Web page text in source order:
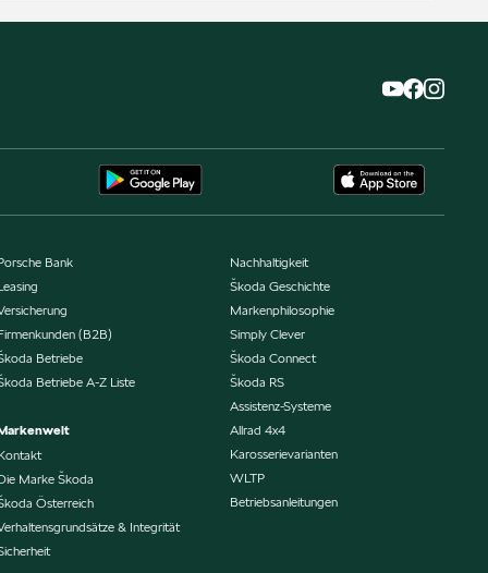
Bank
(B2B)
Betriebe
Betriebe A-Z Liste
Marke Škoda
Österreich
& Integrität
Nachhaltigkeit
Škoda Geschichte
Markenphilosophie
Simply Clever
Škoda Connect
Škoda RS
Assistenz-Systeme
Allrad 4x4
Karosserievarianten
WLTP
Betriebsanleitungen